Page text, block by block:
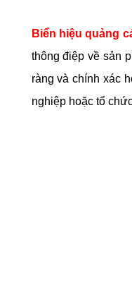
Biển hiệu quảng
thông điệp về sản
ràng và chính xác
nghiệp hoặc tổ